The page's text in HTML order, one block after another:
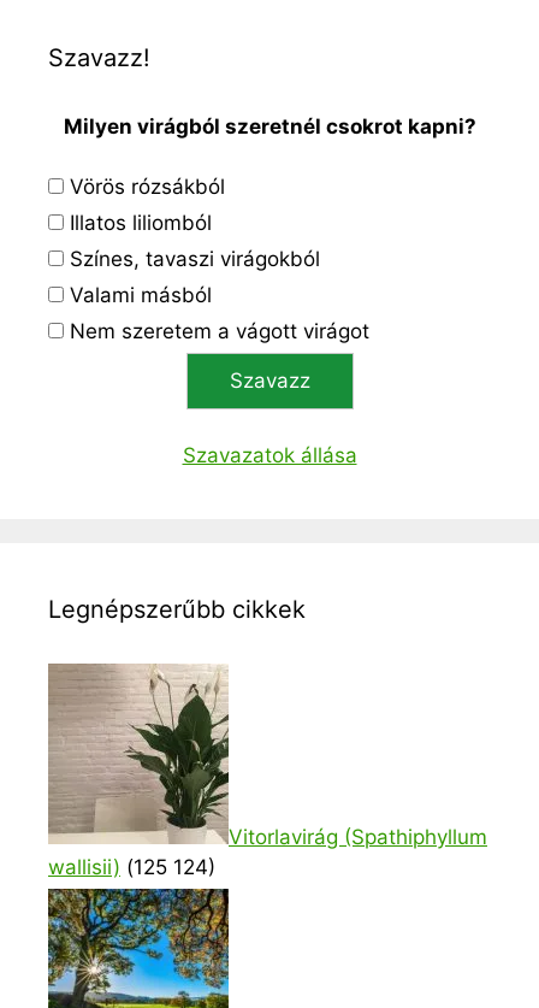
Szavazz!
Milyen virágból szeretnél csokrot kapni?
Vörös rózsákból
Illatos liliomból
Színes, tavaszi virágokból
Valami másból
Nem szeretem a vágott virágot
Szavazatok állása
Legnépszerűbb cikkek
Vitorlavirág (Spathiphyllum
wallisii) (125 124)